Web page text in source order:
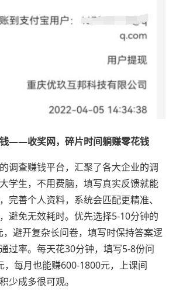
——收奖网，碎片时间躺赚零花钱
调查赚钱平台，汇聚了各大企业的调
学生，不用费脑，填写真实反馈就能
完善个人资料，系统会匹配更精准、
避免无效耗时。优先选择5-10分钟的
避开复杂长问卷，填写时保持答案逻
过率。每天花30分钟，填写5-8份问
，每月也能赚600-1800元，上课间
少成多很可观。